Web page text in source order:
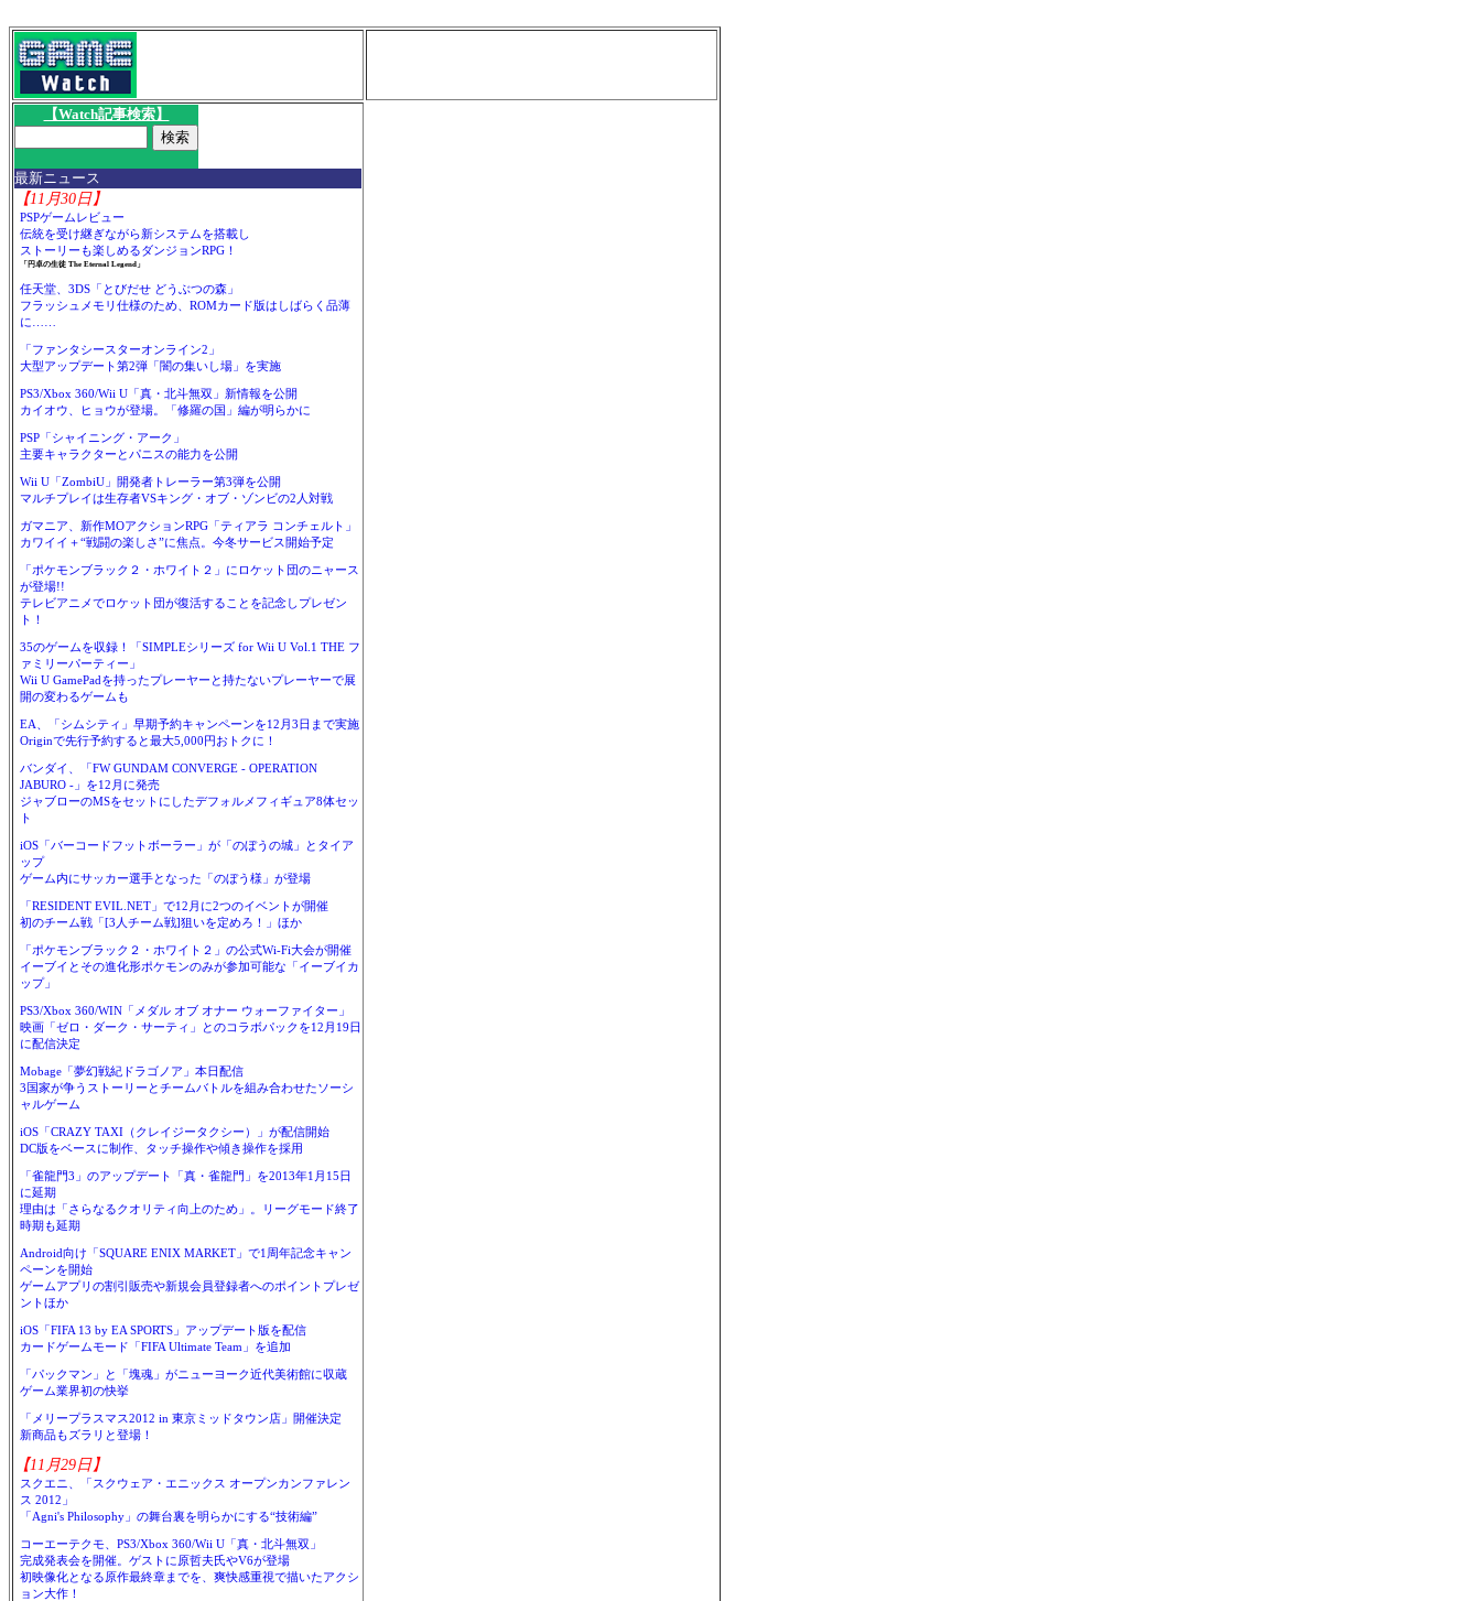
【Watch記事検索】
最新ニュース
【11月30日】
PSPゲームレビュー
伝統を受け継ぎながら新システムを搭載し
ストーリーも楽しめるダンジョンRPG！
「円卓の生徒 The Eternal Legend」
任天堂、3DS「とびだせ どうぶつの森」
フラッシュメモリ仕様のため、ROMカード版はしばらく品薄
に……
「ファンタシースターオンライン2」
大型アップデート第2弾「闇の集いし場」を実施
PS3/Xbox 360/Wii U「真・北斗無双」新情報を公開
カイオウ、ヒョウが登場。「修羅の国」編が明らかに
PSP「シャイニング・アーク」
主要キャラクターとパニスの能力を公開
Wii U「ZombiU」開発者トレーラー第3弾を公開
マルチプレイは生存者VSキング・オブ・ゾンビの2人対戦
ガマニア、新作MOアクションRPG「ティアラ コンチェルト」
カワイイ＋“戦闘の楽しさ”に焦点。今冬サービス開始予定
「ポケモンブラック２・ホワイト２」にロケット団のニャース
が登場!!
テレビアニメでロケット団が復活することを記念しプレゼン
ト！
35のゲームを収録！「SIMPLEシリーズ for Wii U Vol.1 THE フ
ァミリーパーティー」
Wii U GamePadを持ったプレーヤーと持たないプレーヤーで展
開の変わるゲームも
EA、「シムシティ」早期予約キャンペーンを12月3日まで実施
Originで先行予約すると最大5,000円おトクに！
バンダイ、「FW GUNDAM CONVERGE - OPERATION
JABURO -」を12月に発売
ジャブローのMSをセットにしたデフォルメフィギュア8体セッ
ト
iOS「バーコードフットボーラー」が「のぼうの城」とタイア
ップ
ゲーム内にサッカー選手となった「のぼう様」が登場
「RESIDENT EVIL.NET」で12月に2つのイベントが開催
初のチーム戦「[3人チーム戦]狙いを定めろ！」ほか
「ポケモンブラック２・ホワイト２」の公式Wi-Fi大会が開催
イーブイとその進化形ポケモンのみが参加可能な「イーブイカ
ップ」
PS3/Xbox 360/WIN「メダル オブ オナー ウォーファイター」
映画「ゼロ・ダーク・サーティ」とのコラボパックを12月19日
に配信決定
Mobage「夢幻戦紀ドラゴノア」本日配信
3国家が争うストーリーとチームバトルを組み合わせたソーシ
ャルゲーム
iOS「CRAZY TAXI（クレイジータクシー）」が配信開始
DC版をベースに制作、タッチ操作や傾き操作を採用
「雀龍門3」のアップデート「真・雀龍門」を2013年1月15日
に延期
理由は「さらなるクオリティ向上のため」。リーグモード終了
時期も延期
Android向け「SQUARE ENIX MARKET」で1周年記念キャン
ペーンを開始
ゲームアプリの割引販売や新規会員登録者へのポイントプレゼ
ントほか
iOS「FIFA 13 by EA SPORTS」アップデート版を配信
カードゲームモード「FIFA Ultimate Team」を追加
「パックマン」と「塊魂」がニューヨーク近代美術館に収蔵
ゲーム業界初の快挙
「メリープラスマス2012 in 東京ミッドタウン店」開催決定
新商品もズラリと登場！
【11月29日】
スクエニ、「スクウェア・エニックス オープンカンファレン
ス 2012」
「Agni's Philosophy」の舞台裏を明らかにする“技術編”
コーエーテクモ、PS3/Xbox 360/Wii U「真・北斗無双」
完成発表会を開催。ゲストに原哲夫氏やV6が登場
初映像化となる原作最終章までを、爽快感重視で描いたアクシ
ョン大作！